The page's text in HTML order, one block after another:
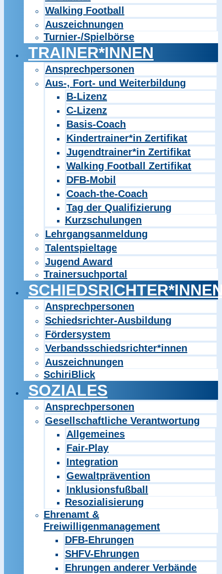
Walking Football
Auszeichnungen
Turnier-/Spielbörse
TRAINER*INNEN
Ansprechpersonen
Aus-, Fort- und Weiterbildung
B-Lizenz
C-Lizenz
Basis-Coach
Kindertrainer*in Zertifikat
Jugendtrainer*in Zertifikat
Walking Football Zertifikat
DFB-Mobil
Coach-the-Coach
Tag der Qualifizierung
Kurzschulungen
Lehrgangsanmeldung
Talentspieltage
Jugend Award
Trainersuchportal
Ansprechpersonen
Schiedsrichter-Ausbildung
Fördersystem
Verbandsschiedsrichter*innen
Auszeichnungen
SchiriBlick
SOZIALES
Ansprechpersonen
Gesellschaftliche Verantwortung
Allgemeines
Fair-Play
Integration
Gewaltprävention
Inklusionsfußball
Resozialisierung
Ehrenamt &
Freiwilligenmanagement
DFB-Ehrungen
SHFV-Ehrungen
Ehrungen anderer Verbände